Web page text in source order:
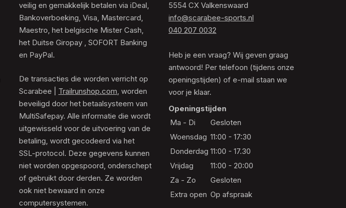
veilig en gemakkelijk betalen via iDeal,
Bankoverboeking, Visa, Mastercard,
Maestro, het belgische Mister Cash,
het Duitse Giropay , SOFORT Banking
en PayPal.
De transacties die worden verricht op
Scarabee | Trailrunshop.com , worden
beveiligd door het betaalsysteem van
MultiSafepay. Alle informatie die wordt
uitgewisseld voor de uitvoering van de
betaling, wordt gecodeerd via het
SSL-protocol. Deze gegevens kunnen
niet worden opgespoord, onderschept
of gebruikt door derden. Ze worden
ook niet bewaard in onze
computersystemen.
5554 CX Valkenswaard
info@scarabee-sports.nl
040 207 0032
Heb je een vraag? Wij geven graag
antwoord! Per telefoon (tijdens onze
openingstijden) of e-mail staan we
voor je klaar.
Openingstijden
Ma - Di
Gesloten
Woensdag 11:00 - 17:30
Donderdag 11:00 - 17.30
Vrijdag
11:00 - 20:00
Za - Zo
Gesloten
Extra open Op afspraak